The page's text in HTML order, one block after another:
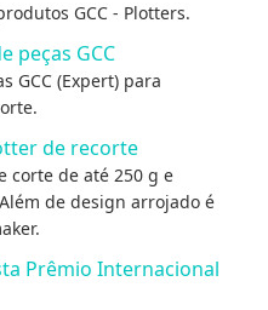
GCC - Plotters.
peças GCC
GCC (Expert) para
de recorte
corte de até 250 g e
de design arrojado é
Prêmio Internacional